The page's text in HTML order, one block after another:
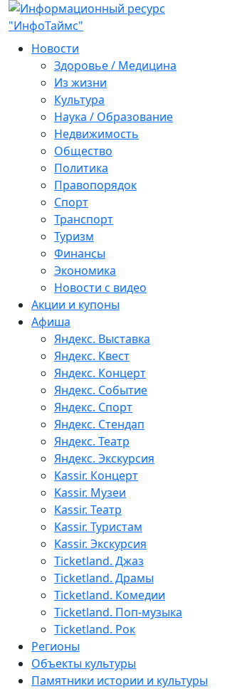
Новости
Здоровье / Медицина
Из жизни
Культура
Наука / Образование
Недвижимость
Общество
Политика
Правопорядок
Спорт
Транспорт
Туризм
Финансы
Экономика
Новости с видео
Акции и купоны
Афиша
Яндекс. Выставка
Яндекс. Квест
Яндекс. Концерт
Яндекс. Событие
Яндекс. Спорт
Яндекс. Стендап
Яндекс. Театр
Яндекс. Экскурсия
Kassir. Концерт
Kassir. Музеи
Kassir. Театр
Kassir. Туристам
Kassir. Экскурсия
Ticketland. Джаз
Ticketland. Драмы
Ticketland. Комедии
Ticketland. Поп-музыка
Ticketland. Рок
Регионы
Объекты культуры
Памятники истории и культуры